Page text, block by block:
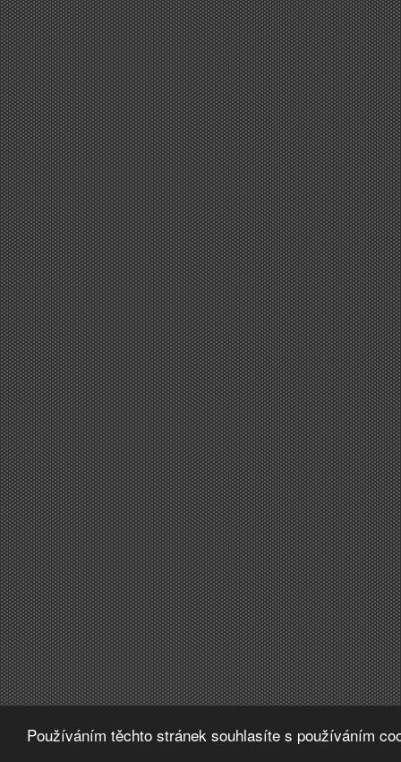
Používáním těchto stránek souhlasíte s používáním